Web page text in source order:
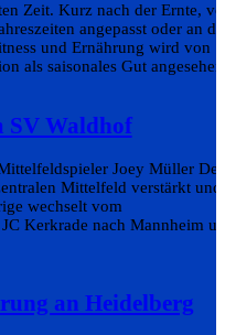
Zeit. Kurz nach der Ernte,
angepasst oder an
und Ernährung wird von
als saisonales Gut
SV Waldhof
Joey Müller Der
Mittelfeld verstärkt und
wechselt vom
Kerkrade nach Mannheim
an Heidelberg